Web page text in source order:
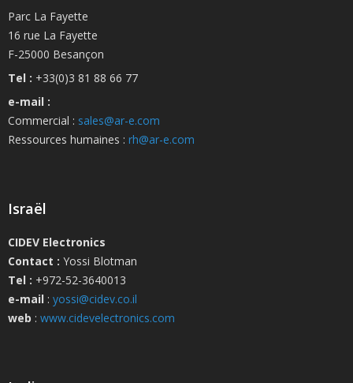
Parc La Fayette
16 rue La Fayette
F-25000 Besançon
Tel : +33(0)3 81 88 66 77
e-mail :
Commercial : sales@ar-e.com
Ressources humaines : rh@ar-e.com
Israël
CIDEV Electronics
Contact : Yossi Blotman
Tel : +972-52-3640013
e-mail : yossi@cidev.co.il
web : www.cidevelectronics.com